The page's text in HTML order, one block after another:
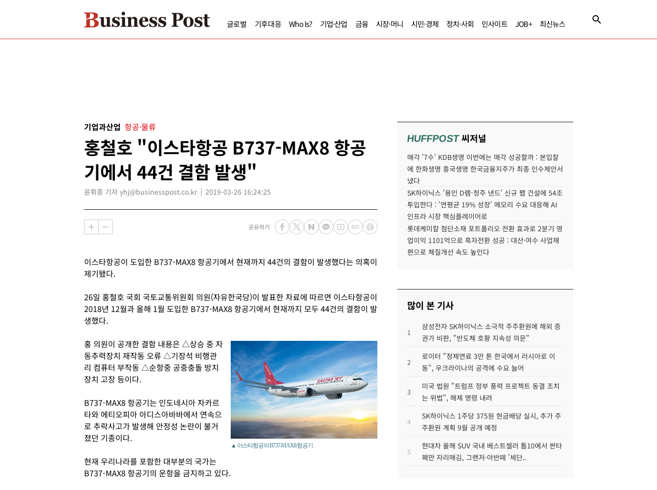
글로벌 기후대응 Who Is? 기업·산업 금융 시장·머니 시민·경제 정치·사회 인사이트 JOB+ 최신뉴스
기업과산업 항공·물류
홍철호 "이스타항공 B737-MAX8 항공
기에서 44건 결함 발생"
윤휘종 기자 yhj@businesspost.co.kr 2019-03-26 16:24:25
공유하기
이스타항공이 도입한 B737-MAX8 항공기에서 현재까지 44건의 결함이 발생했다는 의혹이
제기됐다.
26일 홍철호 국회 국토교통위원회 의원(자유한국당)이 발표한 자료에 따르면 이스타항공이
2018년 12월과 올해 1월 도입한 B737-MAX8 항공기에서 현재까지 모두 44건의 결함이 발
생했다.
▲ 이스타항공의 B737-MAX8 항공기.
홍 의원이 공개한 결함 내용은 △상승 중 자
동추력장치 재작동 오류 △기장석 비행관
리 컴퓨터 부작동 △순항중 공중충돌 방치
장치 고장 등이다.
B737-MAX8 항공기는 인도네시아 자카르
타와 에티오피아 아디스아바바에서 연속으
로 추락사고가 발생해 안정성 논란이 불거
졌던 기종이다.
현재 우리나라를 포함한 대부분의 국가는
B737-MAX8 항공기의 운항을 금지하고 있다.
HUFFPOST씨저널
매각 '7수' KDB생명 이번에는 매각 성공할까 : 본입찰
에 한화생명 흥국생명 한국금융지주가 최종 인수제안서
냈다
SK하이닉스 '용인 D램-청주 낸드' 신규 팹 건설에 54조
투입한다 : '연평균 19% 성장' 메모리 수요 대응해 AI
인프라 시장 핵심플레이어로
롯데케미칼 첨단소재 포트폴리오 전환 효과로 2분기 영
업이익 1101억으로 흑자전환 성공 : 대산·여수 사업재
편으로 체질개선 속도 높인다
많이 본 기사
1
삼성전자 SK하이닉스 소극적 주주환원에 해외 증
권가 비판, "반도체 호황 지속성 의문"
2
로이터 "정제연료 3만 톤 한국에서 러시아로 이
동", 우크라이나의 공격에 수요 늘어
3
미국 법원 "트럼프 정부 풍력 프로젝트 동결 조치
는 위법", 해제 명령 내려
4
SK하이닉스 1주당 375원 현금배당 실시, 추가 주
주환원 계획 9월 공개 예정
5
현대차 올해 SUV 국내 베스트셀러 톱10에서 싼타
페만 자리매김, 그랜저·아반떼 '세단..